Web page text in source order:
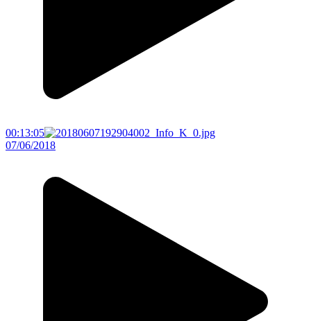
00:13:05
07/06/2018